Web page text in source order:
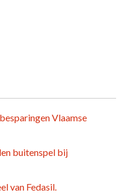
Vlaamse
buitenspel bij
van Fedasil.